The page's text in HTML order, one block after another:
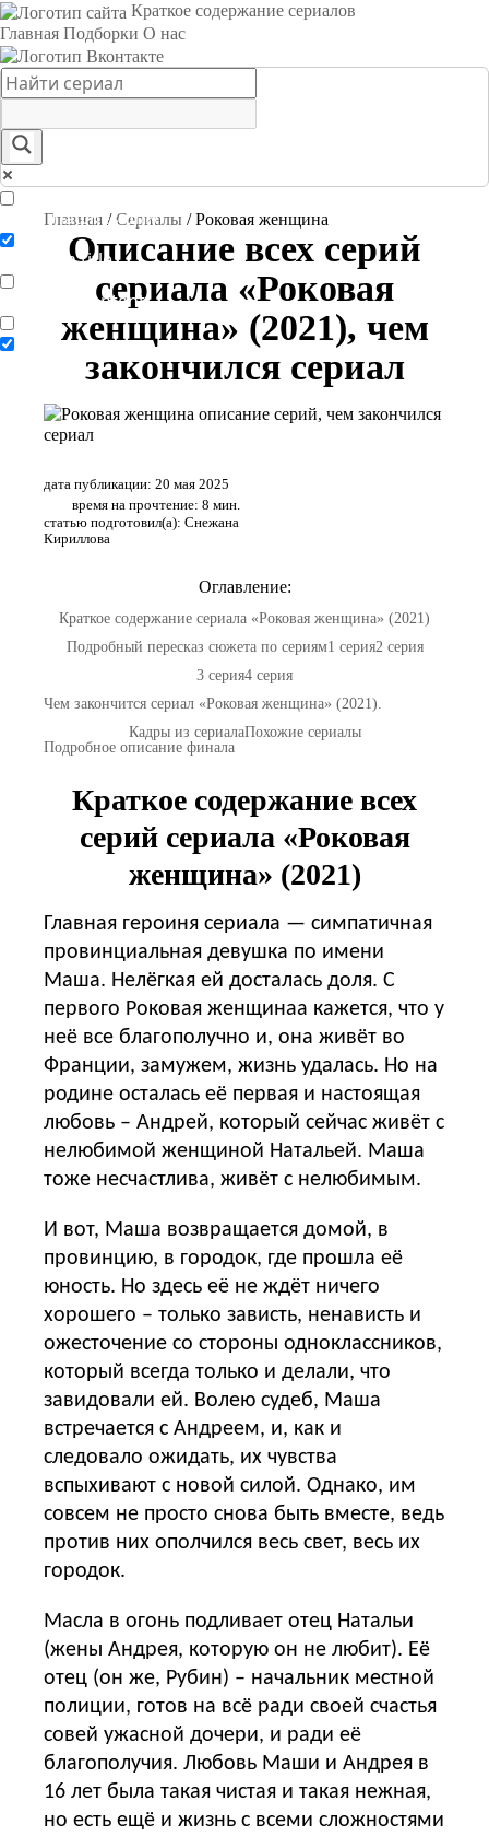
Краткое содержание сериалов
Главная Подборки О нас
Exact matches only
Search in title
Search in content
Главная /Сериалы /Роковая женщина
Описание всех серий
сериала «Роковая
женщина» (2021), чем
закончился сериал
дата публикации: 20 мая 2025
время на прочтение: 8 мин.
статью подготовил(а): Снежана
Кириллова
Оглавление:
Краткое содержание сериала «Роковая женщина» (2021)
Подробный пересказ сюжета по сериям1 серия2 серия
3 серия4 серия
Чем закончится сериал «Роковая женщина» (2021).
Подробное описание финала
Кадры из сериалаПохожие сериалы
Краткое содержание всех
серий сериала «Роковая
женщина» (2021)
Главная героиня сериала — симпатичная
провинциальная девушка по имени
Маша. Нелёгкая ей досталась доля. С
первого Роковая женщинаа кажется, что у
неё все благополучно и, она живёт во
Франции, замужем, жизнь удалась. Но на
родине осталась её первая и настоящая
любовь – Андрей, который сейчас живёт с
нелюбимой женщиной Натальей. Маша
тоже несчастлива, живёт с нелюбимым.
И вот, Маша возвращается домой, в
провинцию, в городок, где прошла её
юность. Но здесь её не ждёт ничего
хорошего – только зависть, ненависть и
ожесточение со стороны одноклассников,
который всегда только и делали, что
завидовали ей. Волею судеб, Маша
встречается с Андреем, и, как и
следовало ожидать, их чувства
вспыхивают с новой силой. Однако, им
совсем не просто снова быть вместе, ведь
против них ополчился весь свет, весь их
городок.
Масла в огонь подливает отец Натальи
(жены Андрея, которую он не любит). Её
отец (он же, Рубин) – начальник местной
полиции, готов на всё ради своей счастья
совей ужасной дочери, и ради её
благополучия. Любовь Маши и Андрея в
16 лет была такая чистая и такая нежная,
но есть ещё и жизнь с всеми сложностями